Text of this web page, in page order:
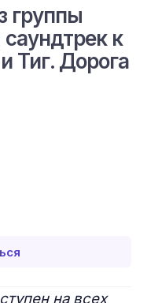
группы
к
Тиг. Дорога
на всех